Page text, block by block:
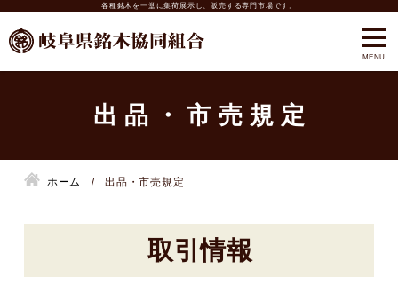
各種銘木を一堂に集荷展示し、販売する専門市場です。
出品・市売規定
ホーム 出品・市売規定
取引情報